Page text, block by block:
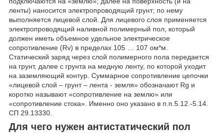
ленты) наносится электропроводящий грунт; по нему
выполняется лицевой слой. Для лицевого слоя применяется
электропроводящий наливной полимерный пол, который
должен иметь объемное удельное электрическое
сопротивление (Rv) в пределах 105 … 107 ом*м.
Статический заряд через слой полимерного пола передается
на грунт, далее с грунта на медную ленту, по которой уходит
на заземляющий контур. Суммарное сопротивление цепочки
«лицевой слой – грунт – лента - земля» обозначают Rg и
коротко называют «сопротивление на землю» или
«сопротивление стока». Именно оно указано в п.п.5.12.-5.14.
СП 29.13330.
Для чего нужен антистатический пол